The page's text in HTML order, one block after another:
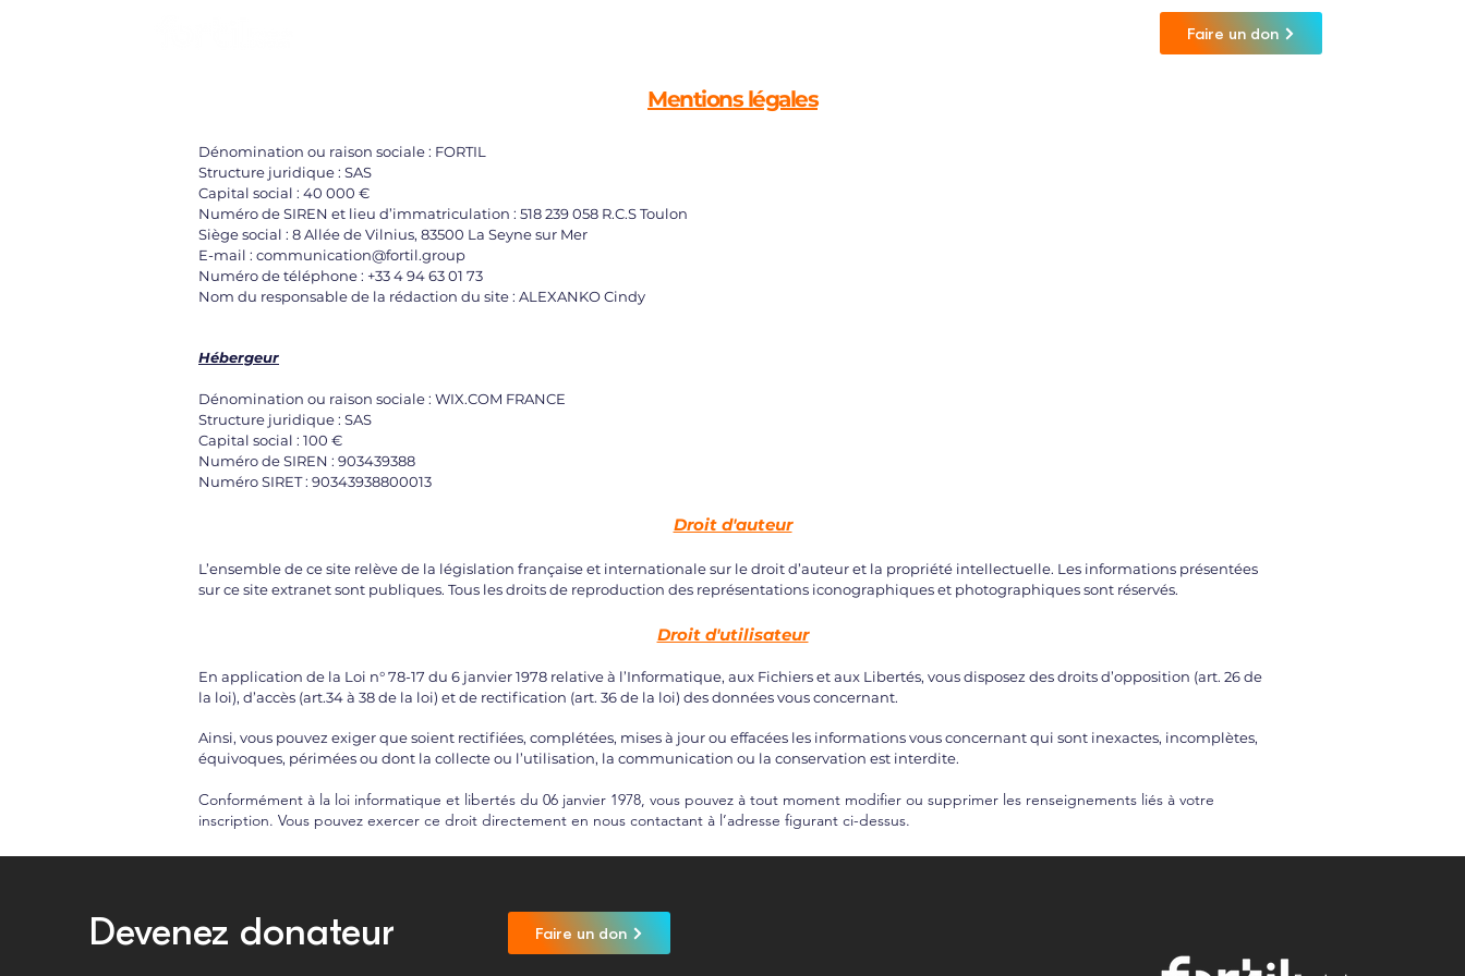
Faire un don
Mentions légales
Dénomination ou raison sociale : FORTIL
Structure juridique : SAS
Capital social : 40 000 €
Numéro de SIREN et lieu d’immatriculation : 518 239 058 R.C.S Toulon
Siège social : 8 Allée de Vilnius, 83500 La Seyne sur Mer
E-mail : communication@fortil.group
Numéro de téléphone : +33 4 94 63 01 73
Nom du responsable de la rédaction du site : ALEXANKO Cindy
Hébergeur
Dénomination ou raison sociale : WIX.COM FRANCE
Structure juridique : SAS
Capital social : 100 €
Numéro de SIREN : 903439388
Numéro SIRET : 90343938800013
Droit d'auteur
L’ensemble de ce site relève de la législation française et internationale sur le droit d’auteur et la propriété intellectuelle. Les informations présentées
sur ce site extranet sont publiques. Tous les droits de reproduction des représentations iconographiques et photographiques sont réservés.
Droit d'utilisateur
En application de la Loi n° 78-17 du 6 janvier 1978 relative à l’Informatique, aux Fichiers et aux Libertés, vous disposez des droits d’opposition (art. 26 de
la loi), d’accès (art.34 à 38 de la loi) et de rectification (art. 36 de la loi) des données vous concernant.
Ainsi, vous pouvez exiger que soient rectifiées, complétées, mises à jour ou effacées les informations vous concernant qui sont inexactes, incomplètes,
équivoques, périmées ou dont la collecte ou l’utilisation, la communication ou la conservation est interdite.
Conformément à la loi informatique et libertés du 06 janvier 1978, vous pouvez à tout moment modifier ou supprimer les renseignements liés à votre
inscription. Vous pouvez exercer ce droit directement en nous contactant à l’adresse figurant ci-dessus.
Devenez donateur Faire un don